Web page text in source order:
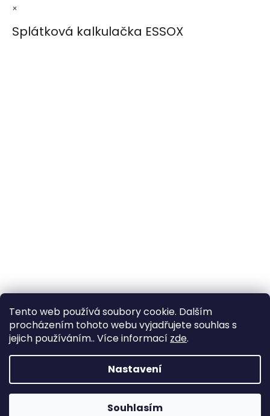
Tento web používá soubory cookie. Dalším
procházením tohoto webu vyjadřujete souhlas s
jejich používáním.. Více informací zde.
Nastavení
Souhlasím
×
Splátková kalkulačka ESSOX